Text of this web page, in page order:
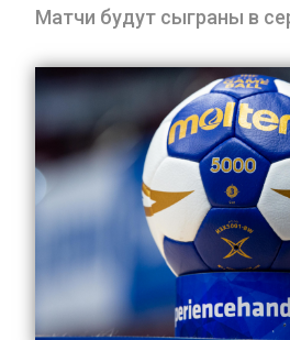
Матчи будут сыграны в